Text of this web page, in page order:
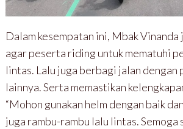
Dalam kesempatan ini, Mbak Vinanda
agar peserta riding untuk mematuhi
lintas. Lalu juga berbagi jalan dengan
lainnya. Serta memastikan
“Mohon gunakan helm dengan baik
juga rambu-rambu lalu lintas. Semoga